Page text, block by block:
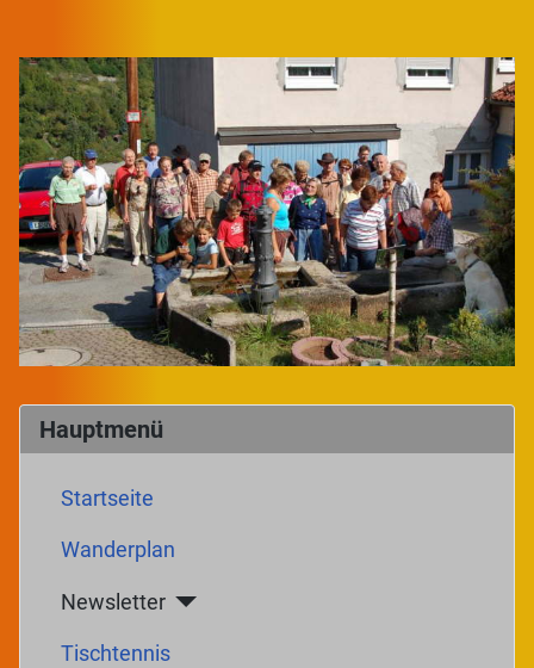
Hauptmenü
Startseite
Wanderplan
Newsletter
Tischtennis